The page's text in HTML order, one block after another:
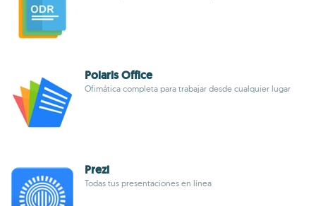
Polaris Office
Ofimática completa para trabajar desde cualquier lugar
Prezi
Todas tus presentaciones en línea